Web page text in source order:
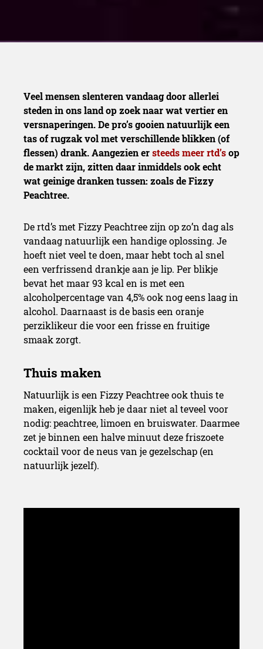
Veel mensen slenteren vandaag door allerlei
steden in ons land op zoek naar wat vertier en
versnaperingen. De pro’s gooien natuurlijk een
tas of rugzak vol met verschillende blikken (of
flessen) drank. Aangezien ersteeds meer rtd’sop
de markt zijn, zitten daar inmiddels ook echt
wat geinige dranken tussen: zoals de Fizzy
Peachtree.
De rtd’s met Fizzy Peachtree zijn op zo’n dag als
vandaag natuurlijk een handige oplossing. Je
hoeft niet veel te doen, maar hebt toch al snel
een verfrissend drankje aan je lip. Per blikje
bevat het maar 93 kcal en is met een
alcoholpercentage van 4,5% ook nog eens laag in
alcohol. Daarnaast is de basis een oranje
perziklikeur die voor een frisse en fruitige
smaak zorgt.
Natuurlijk is een Fizzy Peachtree ook thuis te
maken, eigenlijk heb je daar niet al teveel voor
nodig: peachtree, limoen en bruiswater. Daarmee
zet je binnen een halve minuut deze friszoete
cocktail voor de neus van je gezelschap (en
natuurlijk jezelf).